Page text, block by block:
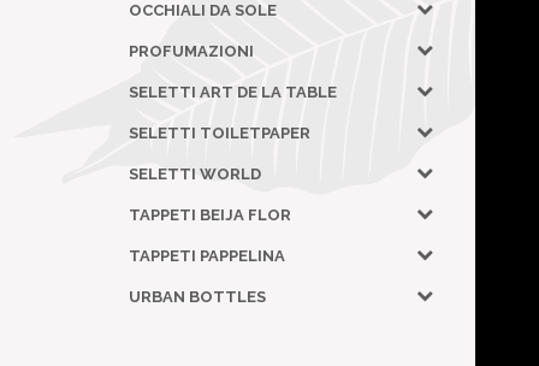
OCCHIALI DA SOLE
PROFUMAZIONI
SELETTI ART DE LA TABLE
SELETTI TOILETPAPER
SELETTI WORLD
TAPPETI BEIJA FLOR
TAPPETI PAPPELINA
URBAN BOTTLES